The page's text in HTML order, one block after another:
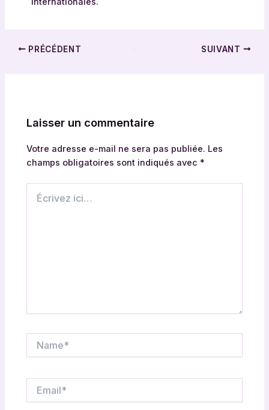
PRÉCÉDENT SUIVANT
Laisser un commentaire
Votre adresse e-mail ne sera pas publiée. Les
champs obligatoires sont indiqués avec*
ici…